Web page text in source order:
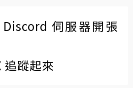
伺服器開張
追蹤起來